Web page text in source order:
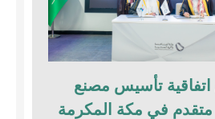
اتفاقية تأسيس مصنع
متقدم في مكة المكرمة